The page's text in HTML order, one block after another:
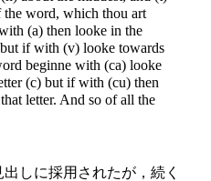
word, which thou art
(a) then looke in the
if with (v) looke towards
beginne with (ca) looke
(c) but if with (cu) then
letter. And so of all the
しに採用されたが，続く